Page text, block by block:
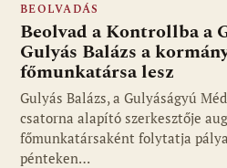
BEOLVADÁS
Beolvad a Kontrollba a
Gulyás Balázs a
főmunkatársa lesz
Gulyás Balázs, a Gulyáságyú
csatorna alapító szerkesztője
főmunkatársaként folytatja
pénteken…